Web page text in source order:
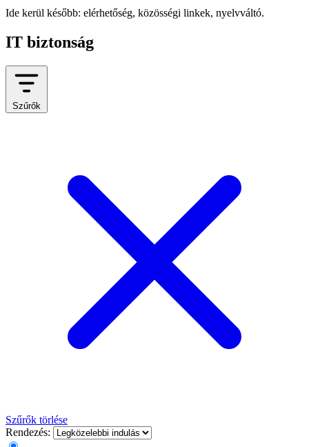
Ide kerül később: elérhetőség, közösségi linkek, nyelvváltó.
IT biztonság
Szűrők
Szűrők törlése
Rendezés: